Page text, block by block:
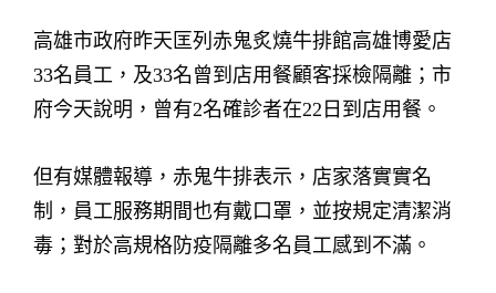
高雄市政府昨天匡列赤鬼炙燒牛排館高雄博愛店
33名員工，及33名曾到店用餐顧客採檢隔離；市
府今天說明，曾有2名確診者在22日到店用餐。
但有媒體報導，赤鬼牛排表示，店家落實實名
制，員工服務期間也有戴口罩，並按規定清潔消
毒；對於高規格防疫隔離多名員工感到不滿。